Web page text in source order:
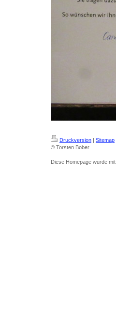
Druckversion | Sitemap
© Torsten Bober
Diese Homepage wurde mit